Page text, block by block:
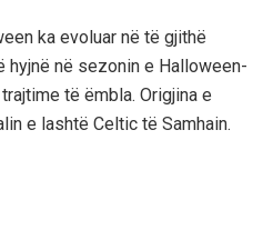
ka evoluar në të gjithë
hyjnë në sezonin e Halloween-
të ëmbla. Origjina e
e lashtë Celtic të Samhain.